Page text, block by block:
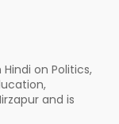
on Politics,
and is